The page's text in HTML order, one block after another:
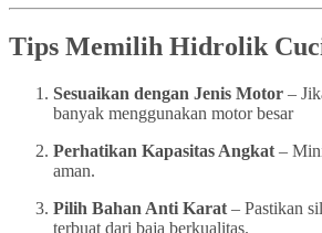
Tips Memilih Hidrolik
Sesuaikan dengan Jenis Motor –
banyak menggunakan motor besar
Perhatikan Kapasitas Angkat –
aman.
Pilih Bahan Anti Karat – Pastikan
terbuat dari baja berkualitas.